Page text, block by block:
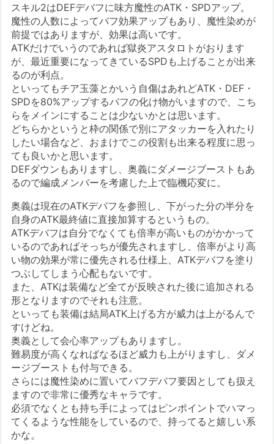
スキル2はDEFデバフに味方魔性のATK・SPDアップ。
魔性の人数によってバフ効果アップもあり、魔性染めが
前提ではありますが、効果は高いです。
ATKだけでいうのであれば獄炎アスタロトがおります
が、最近重要になってきているSPDも上げることが出来
るのが利点。
といってもチア玉藻とかいう自傷はあれどATK・DEF・
SPDを80%アップするバフの化け物がいますので、こち
らをメインにすることは少ないかとは思います。
どちらかというと枠の関係で別にアタッカーを入れたり
したい場合など、おまけでこの役割も出来る程度に思っ
ても良いかと思います。
DEFダウンもありますし、奥義にダメージブーストもあ
るので編成メンバーを考慮した上で臨機応変に。
奥義は現在のATKデバフを参照し、下がった分の半分を
自身のATK最終値に直接加算するというもの。
ATKデバフは自分でなくても倍率が高いものがかかって
いるのであればそっちが優先されますし、倍率がより高
い物の効果が常に優先される仕様上、ATKデバフを塗り
つぶしてしまう心配もないです。
また、ATKは装備など全てが反映された後に追加される
形となりますのでそれも注意。
といっても装備は結局ATK上げる方が威力は上がるんで
すけどね。
奥義として会心率アップもありますし。
難易度が高くなればなるほど威力も上がりますし、ダメ
ージブーストも付与できる。
さらには魔性染めに置いてバフデバフ要因としても扱え
ますので非常に優秀なキャラです。
必須でなくとも持ち手によってはピンポイントでハマっ
てくるような性能をしているので、持ってると嬉しい系
かな。